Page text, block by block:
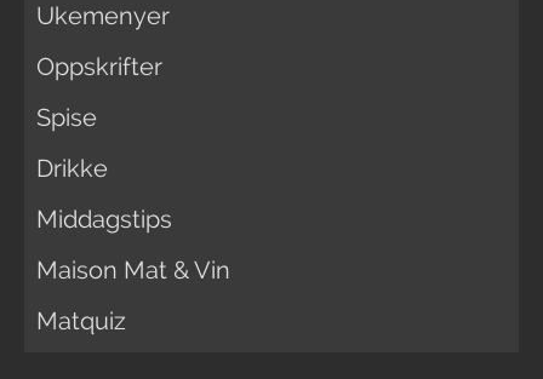
Ukemenyer
Oppskrifter
Spise
Drikke
Middagstips
Maison Mat & Vin
Matquiz